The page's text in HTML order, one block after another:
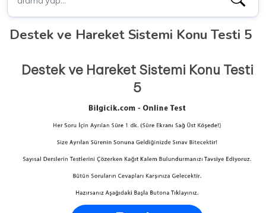
Destek ve Hareket Sistemi Konu Testi 5
Destek ve Hareket Sistemi Konu Testi
5